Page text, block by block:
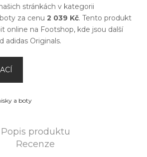
stránkách v kategorii
za cenu 2 039 Kč. Tento produkt
online na Footshop, kde jsou další
adidas Originals.
a boty
Popis produktu
Recenze